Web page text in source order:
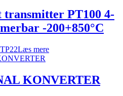
transmitter PT100 4-
-200+850°C
Læs mere
KONVERTER